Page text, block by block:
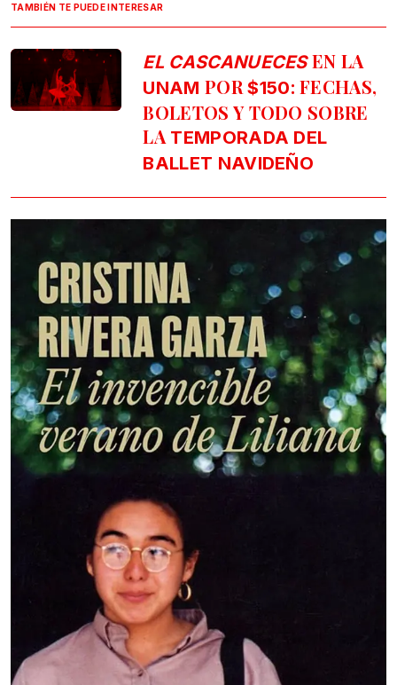
TAMBIÉN TE PUEDE INTERESAR
EL CASCANUECESEN LA
UNAM POR$150: FECHAS,
BOLETOS Y TODO SOBRE
LA TEMPORADA DEL
BALLET NAVIDEÑO